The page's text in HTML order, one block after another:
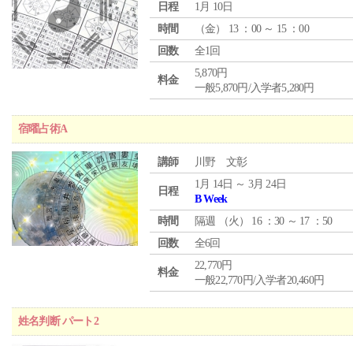
日程
1月 10日
時間
（金） 13 ：00 ～ 15 ：00
回数
全1回
料金
5,870円
一般5,870円/入学者5,280円
宿曜占術A
講師 川野 文彰
日程
1月 14日 ～ 3月 24日
B Week
時間
隔週 （火 ） 16 ：30 ～ 17 ：50
回数
全6回
料金
22,770円
一般22,770円/入学者20,460円
姓名判断 パート2